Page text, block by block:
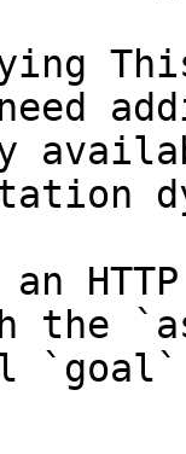
an
the
`goal`